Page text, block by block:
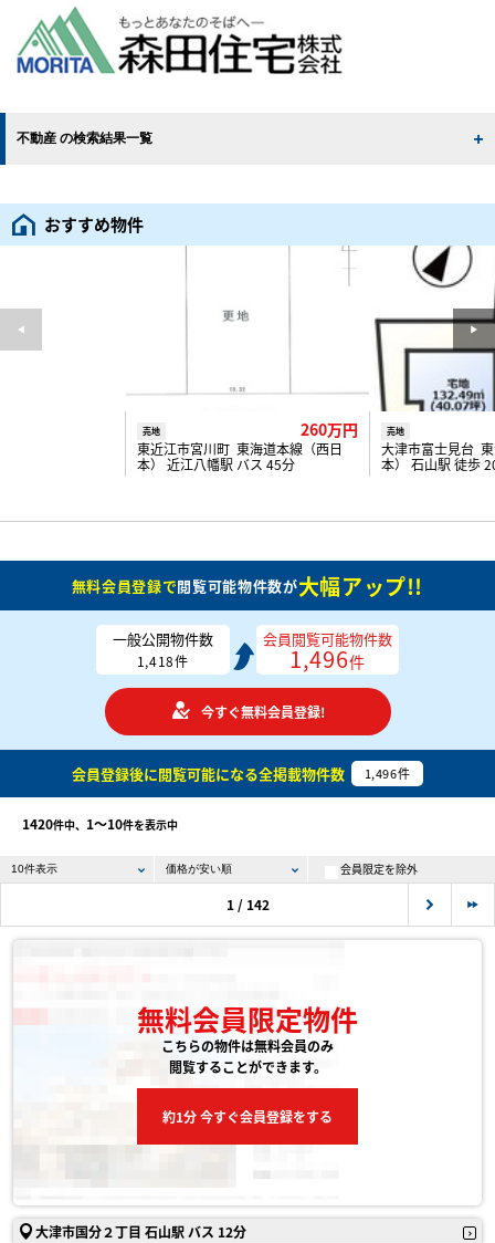
不動産 の検索結果一覧
おすすめ物件
売地 260万円
東近江市宮川町 東海道本線（西日
本） 近江八幡駅 バス 45分
売地
大津市富士見台
本） 石山駅 徒歩
無料会員登録で閲覧可能物件数が大幅アップ!!
一般公開物件数
1,418件
会員閲覧可能物件数
1,496件
今すぐ無料会員登録!
会員登録後に閲覧可能になる全掲載物件数 1,496件
1420件中、 1〜10件を表示中
会員限定を除外
1 / 142
無料会員限定物件
こちらの物件は無料会員のみ
閲覧することができます。
約1分 今すぐ会員登録をする
大津市国分２丁目 石山駅 バス 12分